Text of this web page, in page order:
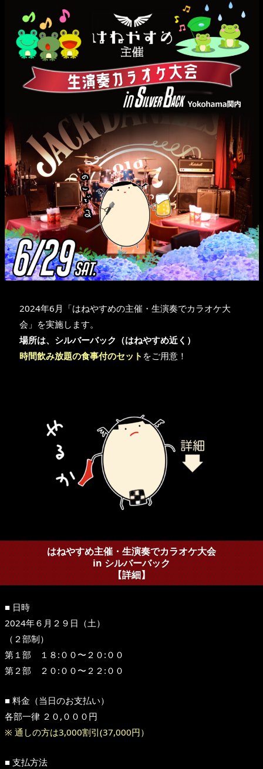
2024年6月「はねやすめの主催・生演奏でカラオケ大
会」を実施します。
場所は、シルバーバック（はねやすめ近く）
時間飲み放題の食事付のセット をご用意！
はねやすめ主催・生演奏でカラオケ大会
in シルバーバック
【詳細】
■ 日時
2024年６月２９日（土）
（２部制）
第１部 １８:００〜２０:００
第２部 ２０:００〜２２:００
■ 料金（当日のお支払い）
各部一律 ２０,０００円
※ 通しの方は3,000割引(37,000円）
■ 支払方法